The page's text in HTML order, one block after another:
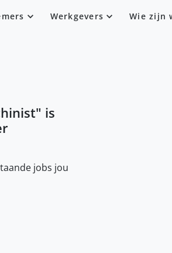
Werkgevers Wie zijn
" is
jobs jou